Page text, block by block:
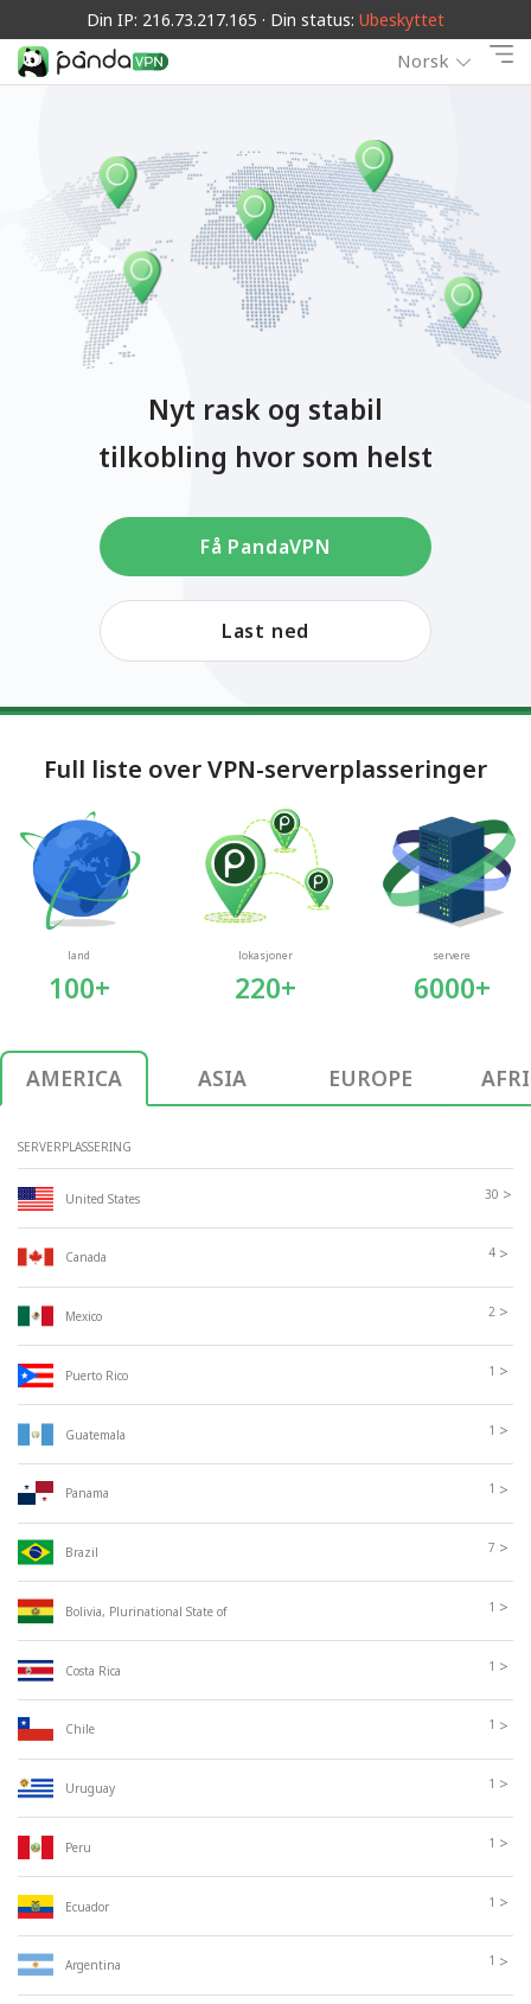
Din IP: 216.73.217.165 · Din status: Ubeskyttet
Norsk
Nyt rask og stabil
tilkobling hvor som helst
Få PandaVPN
Last ned
Full liste over VPN-serverplasseringer
land
100+
lokasjoner
220+
servere
6000+
AMERICA ASIA EUROPE
SERVERPLASSERING
United States 30 >
Canada 4 >
Mexico 2 >
Puerto Rico 1 >
Guatemala 1 >
Panama 1 >
Brazil 7 >
Bolivia, Plurinational State of 1 >
Costa Rica 1 >
Chile 1 >
Uruguay 1 >
Peru 1 >
Ecuador 1 >
Argentina 1 >